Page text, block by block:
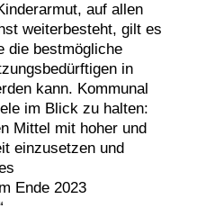
auf allen
weiterbesteht, gilt es
die bestmögliche
in
kann. Kommunal
im Blick zu halten:
Mittel mit hoher und
einzusetzen und
Ende 2023